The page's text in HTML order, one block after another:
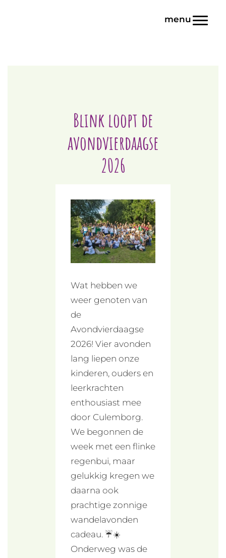
Blink loopt de
avondvierdaagse
2026
Wat hebben we
weer genoten van
de
Avondvierdaagse
2026! Vier avonden
lang liepen onze
kinderen, ouders en
leerkrachten
enthousiast mee
door Culemborg.
We begonnen de
week met een flinke
regenbui, maar
gelukkig kregen we
daarna ook
prachtige zonnige
wandelavonden
cadeau. ☔☀️
Onderweg was de